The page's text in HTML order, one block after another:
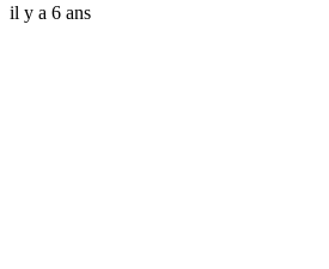
il y a 6 ans